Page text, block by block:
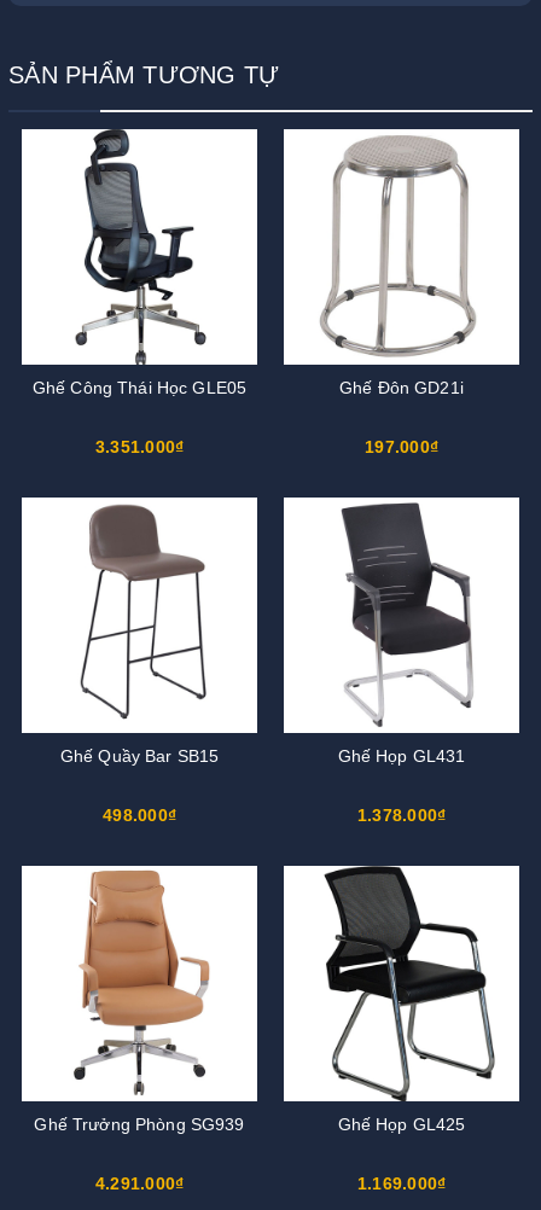
SẢN PHẨM TƯƠNG TỰ
Ghế Công Thái Học GLE05
3.351.000₫
Ghế Đôn GD21i
197.000₫
Ghế Quầy Bar SB15
498.000₫
Ghế Họp GL431
1.378.000₫
Ghế Trưởng Phòng SG939
4.291.000₫
Ghế Họp GL425
1.169.000₫